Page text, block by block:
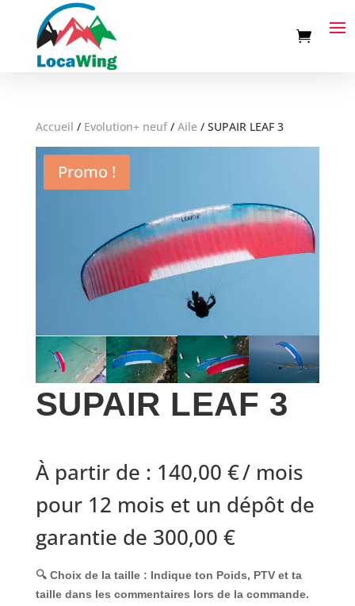
Accueil / Evolution+ neuf/ Aile/ SUPAIR LEAF 3
Promo !
SUPAIR LEAF 3
À partir de : 140,00 €/ mois
pour 12 mois et un dépôt de
garantie de 300,00 €
🔍 Choix de la taille : Indique ton Poids, PTVet ta
tailledans les commentaires lors de la commande.